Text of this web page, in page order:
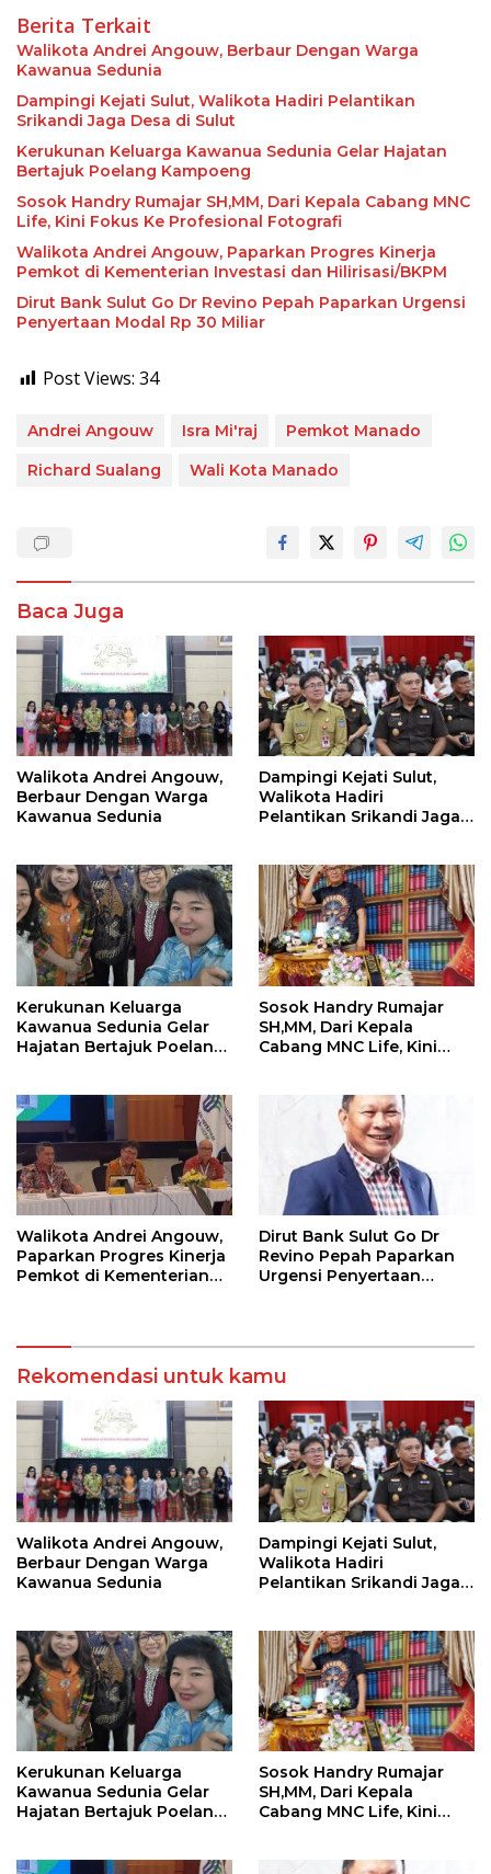
Berita Terkait
Walikota Andrei Angouw, Berbaur Dengan Warga
Kawanua Sedunia
Dampingi Kejati Sulut, Walikota Hadiri Pelantikan
Srikandi Jaga Desa di Sulut
Kerukunan Keluarga Kawanua Sedunia Gelar Hajatan
Bertajuk Poelang Kampoeng
Sosok Handry Rumajar SH,MM, Dari Kepala Cabang MNC
Life, Kini Fokus Ke Profesional Fotografi
Walikota Andrei Angouw, Paparkan Progres Kinerja
Pemkot di Kementerian Investasi dan Hilirisasi/BKPM
Dirut Bank Sulut Go Dr Revino Pepah Paparkan Urgensi
Penyertaan Modal Rp 30 Miliar
Post Views: 34
Andrei Angouw Isra Mi'raj
Pemkot Manado
Richard Sualang
Wali Kota Manado
Baca Juga
Walikota Andrei Angouw,
Berbaur Dengan Warga
Kawanua Sedunia
Dampingi Kejati Sulut,
Walikota Hadiri
Pelantikan Srikandi Jaga
Kerukunan Keluarga
Kawanua Sedunia Gelar
Hajatan Bertajuk Poelang
Sosok Handry Rumajar
SH,MM, Dari Kepala
Cabang MNC Life, Kini
Walikota Andrei Angouw,
Paparkan Progres Kinerja
Pemkot di Kementerian
Dirut Bank Sulut Go Dr
Revino Pepah Paparkan
Urgensi Penyertaan
Rekomendasi untuk kamu
Walikota Andrei Angouw,
Berbaur Dengan Warga
Kawanua Sedunia
Dampingi Kejati Sulut,
Walikota Hadiri
Pelantikan Srikandi Jaga
Kerukunan Keluarga
Kawanua Sedunia Gelar
Hajatan Bertajuk Poelang
Sosok Handry Rumajar
SH,MM, Dari Kepala
Cabang MNC Life, Kini